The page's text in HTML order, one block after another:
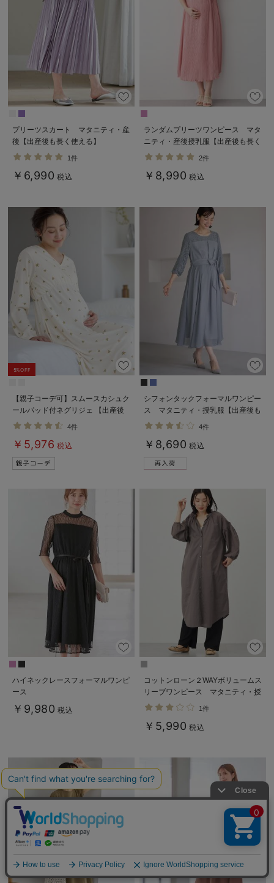
プリーツスカート マタニティ・産
後【出産後も長く使える】
1件
￥6,990 税込
ランダムプリーツワンピース マタ
ニティ・産後授乳服【出産後も長く
使える】
2件
￥8,990 税込
5%OFF
【親子コーデ可】スムースカシュク
ールパッド付ネグリジェ 【出産後
も長く使える】
4件
￥5,976 税込
シフォンタックフォーマルワンピー
ス マタニティ・授乳服【出産後も
長く使える】
4件
￥8,690 税込
ハイネックレースフォーマルワンピ
ース
￥9,980 税込
コットンローン２WAYボリュームス
リーブワンピース マタニティ・授
乳服【出産後も長く使える】
1件
￥5,990 税込